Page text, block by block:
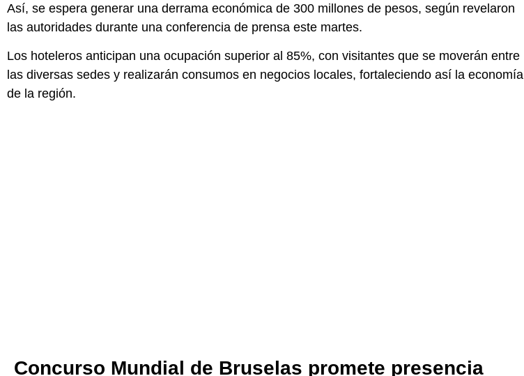
Así, se espera generar una derrama económica de 300 millones de pesos, según revelaron
las autoridades durante una conferencia de prensa este martes.
Los hoteleros anticipan una ocupación superior al 85%, con visitantes que se moverán entre
las diversas sedes y realizarán consumos en negocios locales, fortaleciendo así la economía
de la región.
Concurso Mundial de Bruselas promete presencia